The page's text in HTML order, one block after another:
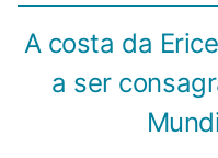
A costa da
a ser